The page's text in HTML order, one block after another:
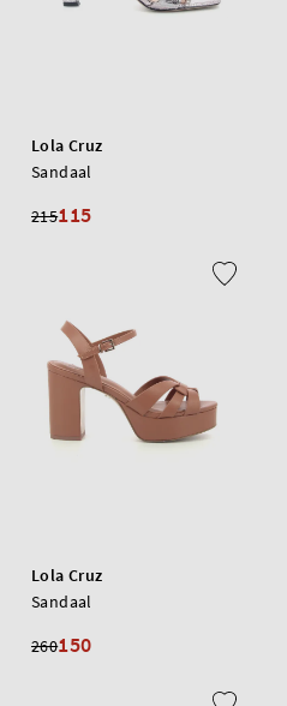
Lola Cruz
Sandaal
215115
Lola Cruz
Sandaal
260150